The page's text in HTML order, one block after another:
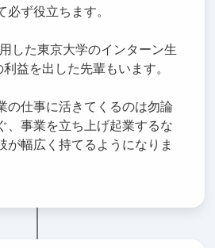
必ず役立ちます。
した東京大学のインターン生
益を出した先輩もいます。
の仕事に活きてくるのは勿論
、事業を立ち上げ起業するな
が幅広く持てるようになりま